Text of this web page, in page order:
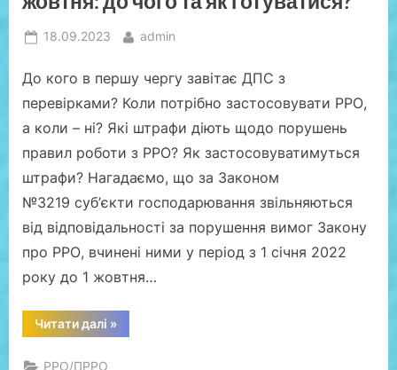
ДПСУ”
Posted
18.09.2023 By
admin
До кого в першу чергу завітає ДПС з
перевірками? Коли потрібно застосовувати РРО,
а коли – ні? Які штрафи діють щодо порушень
правил роботи з РРО? Як застосовуватимуться
штрафи? Нагадаємо, що за Законом
№3219 суб’єкти господарювання звільняються
від відповідальності за порушення вимог Закону
про РРО, вчинені ними у період з 1 січня 2022
року до 1 жовтня…
Читати далі “Перевірки
РРО-
»
РРО/ПРРО